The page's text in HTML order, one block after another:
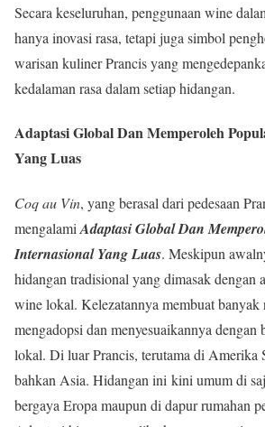
Secara keseluruhan, penggunaan wine
hanya inovasi rasa, tetapi juga simbol
warisan kuliner Prancis yang
kedalaman rasa dalam setiap hidangan.
Adaptasi Global Dan Memperoleh
Yang Luas
Coq au Vin, yang berasal dari pedesaan
mengalami Adaptasi Global Dan
Internasional Yang Luas. Meskipun
hidangan tradisional yang dimasak dengan
wine lokal. Kelezatannya membuat banyak
mengadopsi dan menyesuaikannya dengan
lokal. Di luar Prancis, terutama di Amerika
bahkan Asia. Hidangan ini kini umum di
bergaya Eropa maupun di dapur rumahan